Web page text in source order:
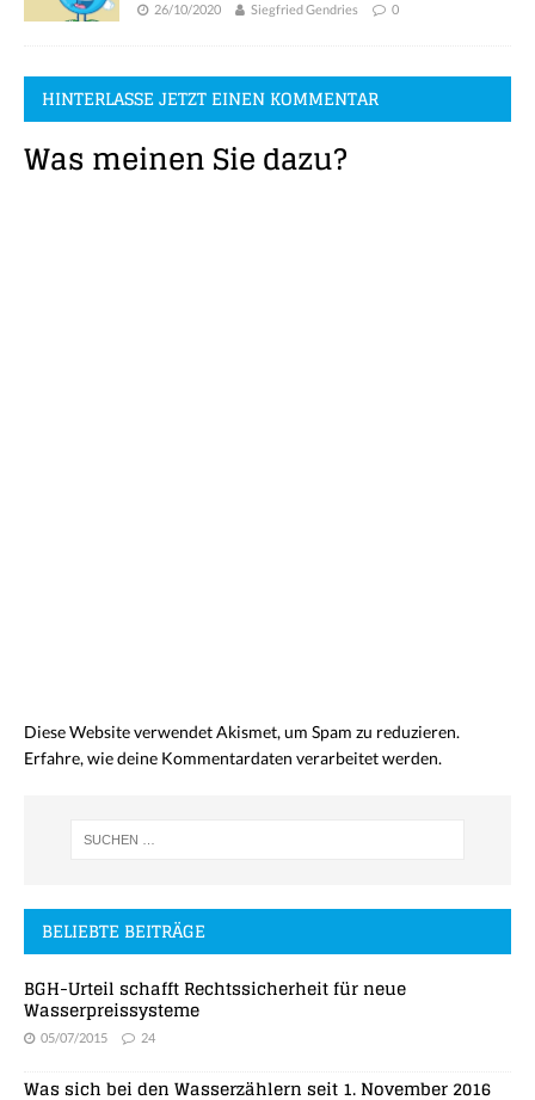
26/10/2020 Siegfried Gendries 0
HINTERLASSE JETZT EINEN KOMMENTAR
Was meinen Sie dazu?
Diese Website verwendet Akismet, um Spam zu reduzieren.
Erfahre, wie deine Kommentardaten verarbeitet werden.
BELIEBTE BEITRÄGE
BGH-Urteil schafft Rechtssicherheit für neue
Wasserpreissysteme
05/07/2015 24
Was sich bei den Wasserzählern seit 1. November 2016